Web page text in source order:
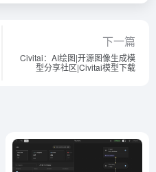
下一篇
Civitai：AI绘图|开源图像生成模
型分享社区|Civitai模型下载